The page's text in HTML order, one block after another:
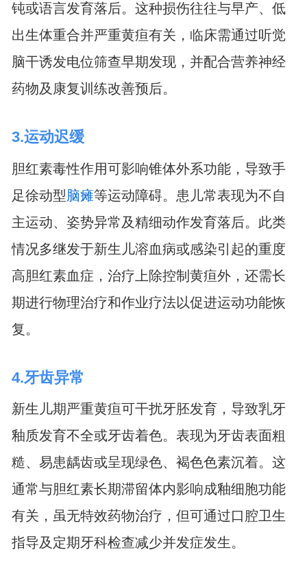
钝或语言发育落后。这种损伤往往与早产、低
出生体重合并严重黄疸有关，临床需通过听觉
脑干诱发电位筛查早期发现，并配合营养神经
药物及康复训练改善预后。
3.运动迟缓
胆红素毒性作用可影响锥体外系功能，导致手
足徐动型脑瘫等运动障碍。患儿常表现为不自
主运动、姿势异常及精细动作发育落后。此类
情况多继发于新生儿溶血病或感染引起的重度
高胆红素血症，治疗上除控制黄疸外，还需长
期进行物理治疗和作业疗法以促进运动功能恢
复。
4.牙齿异常
新生儿期严重黄疸可干扰牙胚发育，导致乳牙
釉质发育不全或牙齿着色。表现为牙齿表面粗
糙、易患龋齿或呈现绿色、褐色色素沉着。这
通常与胆红素长期滞留体内影响成釉细胞功能
有关，虽无特效药物治疗，但可通过口腔卫生
指导及定期牙科检查减少并发症发生。